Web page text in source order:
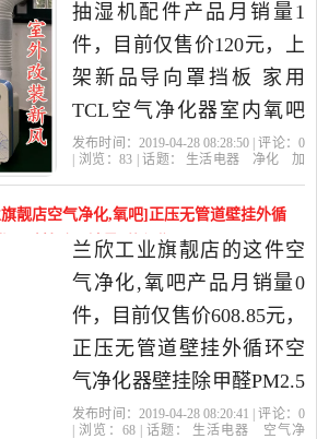
抽湿机配件产品月销量1
件，目前仅售价120元，上
架新品导向罩挡板 家用
TCL空气净化器室内氧吧
冷暖空调排风管是2019年
中性价比很高的净化,加湿
抽湿机配件，由广东 广州
发货。
发布时间：2019-04-28 08:28:50 | 评论： 0
| 浏览：83 | 话题： 生活电器 净化
加
靓店空气净化,氧吧]正压无管道壁挂外循
器壁挂除月销量0件仅售608.85元
兰欣工业旗靓店的这件空
气净化,氧吧产品月销量0
件，目前仅售价608.85元，
正压无管道壁挂外循环空
气净化器壁挂除甲醛PM2.5
新风窗DIY是2019年兰欣工
发布时间：2019-04-28 08:20:41 | 评论： 0
| 浏览： 68| 话题： 生活电器
空气净